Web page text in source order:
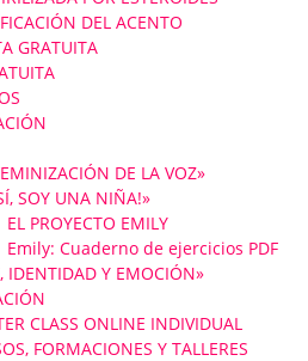
DEL ACENTO
GRATUITA
DE LA VOZ»
SOY UNA NIÑA!»
PROYECTO EMILY
Cuaderno de ejercicios PDF
Y EMOCIÓN»
CLASS ONLINE INDIVIDUAL
FORMACIONES Y TALLERES